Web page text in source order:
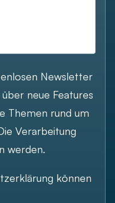
Newsletter
neue Features
Themen rund um
Verarbeitung
werden.
können